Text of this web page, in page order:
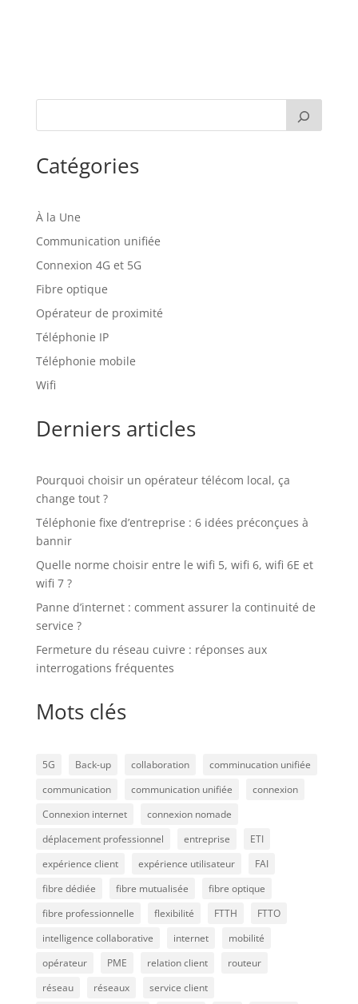
Catégories
À la Une
Communication unifiée
Connexion 4G et 5G
Fibre optique
Opérateur de proximité
Téléphonie IP
Téléphonie mobile
Wifi
Derniers articles
Pourquoi choisir un opérateur télécom local, ça
change tout ?
Téléphonie fixe d’entreprise : 6 idées préconçues à
bannir
Quelle norme choisir entre le wifi 5, wifi 6, wifi 6E et
wifi 7 ?
Panne d’internet : comment assurer la continuité de
service ?
Fermeture du réseau cuivre : réponses aux
interrogations fréquentes
Mots clés
5G Back-up collaboration
comminucation unifiée
communication
communication unifiée
connexion
Connexion internet
connexion nomade
déplacement professionnel
entreprise
ETI
expérience client
expérience utilisateur
FAI
fibre dédiée
fibre mutualisée
fibre optique
fibre professionnelle
flexibilité FTTH
FTTO
intelligence collaborative
internet
mobilité
opérateur
PME relation client
routeur
réseau
réseaux
service client